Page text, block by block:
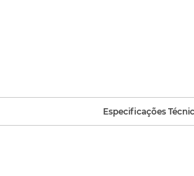
Especificações